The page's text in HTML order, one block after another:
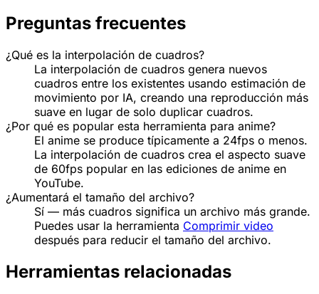
Preguntas frecuentes
¿Qué es la interpolación de cuadros?
La interpolación de cuadros genera nuevos
cuadros entre los existentes usando estimación de
movimiento por IA, creando una reproducción más
suave en lugar de solo duplicar cuadros.
¿Por qué es popular esta herramienta para anime?
El anime se produce típicamente a 24fps o menos.
La interpolación de cuadros crea el aspecto suave
de 60fps popular en las ediciones de anime en
YouTube.
¿Aumentará el tamaño del archivo?
Sí — más cuadros significa un archivo más grande.
Puedes usar la herramienta Comprimir video
después para reducir el tamaño del archivo.
Herramientas relacionadas